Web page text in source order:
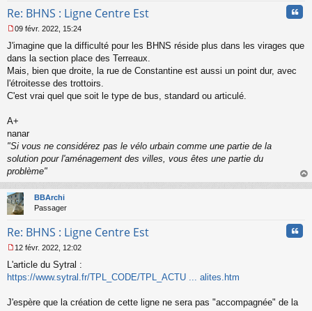
Re: BHNS : Ligne Centre Est
e
s
s
g
e
o
n
l
u
09 févr. 2022, 15:24
J'imagine que la difficulté pour les BHNS réside plus dans les virages que
dans la section place des Terreaux.
Mais, bien que droite, la rue de Constantine est aussi un point dur, avec
l'étroitesse des trottoirs.
C'est vrai quel que soit le type de bus, standard ou articulé.
A+
nanar
"Si vous ne considérez pas le vélo urbain comme une partie de la
solution pour l'aménagement des villes, vous êtes une partie du
problème"
au
BBArchi
Passager
Re: BHNS : Ligne Centre Est
e
s
g
12 févr. 2022, 12:02
L'article du Sytral :
https://www.sytral.fr/TPL_CODE/TPL_ACTU ... alites.htm
J'espère que la création de cette ligne ne sera pas "accompagnée" de la